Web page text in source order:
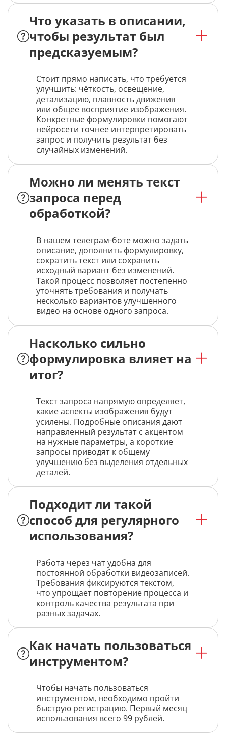
Что указать в описании,
чтобы результат был
предсказуемым?
Стоит прямо написать, что требуется
улучшить: чёткость, освещение,
детализацию, плавность движения
или общее восприятие изображения.
Конкретные формулировки помогают
нейросети точнее интерпретировать
запрос и получить результат без
случайных изменений.
Можно ли менять текст
запроса перед
обработкой?
В нашем телеграм-боте можно задать
описание, дополнить формулировку,
сократить текст или сохранить
исходный вариант без изменений.
Такой процесс позволяет постепенно
уточнять требования и получать
несколько вариантов улучшенного
видео на основе одного запроса.
Насколько сильно
формулировка влияет на
итог?
Текст запроса напрямую определяет,
какие аспекты изображения будут
усилены. Подробные описания дают
направленный результат с акцентом
на нужные параметры, а короткие
запросы приводят к общему
улучшению без выделения отдельных
деталей.
Подходит ли такой
способ для регулярного
использования?
Работа через чат удобна для
постоянной обработки видеозаписей.
Требования фиксируются текстом,
что упрощает повторение процесса и
контроль качества результата при
разных задачах.
Как начать пользоваться
инструментом?
Чтобы начать пользоваться
инструментом, необходимо пройти
быструю регистрацию. Первый месяц
использования всего 99 рублей.